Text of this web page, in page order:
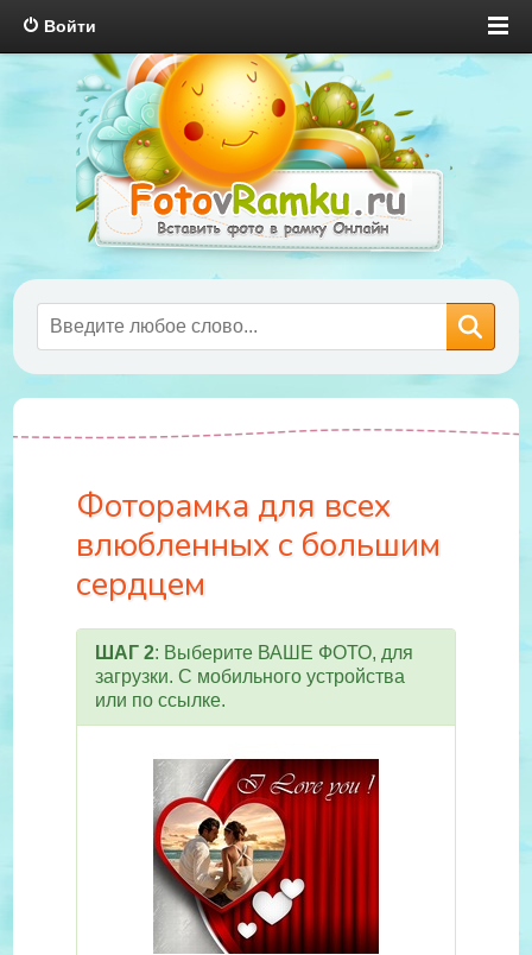
Войти
Фоторамка для всех
влюбленных с большим
сердцем
ШАГ 2: Выберите ВАШЕ ФОТО, для
загрузки. С мобильного устройства
или по ссылке.